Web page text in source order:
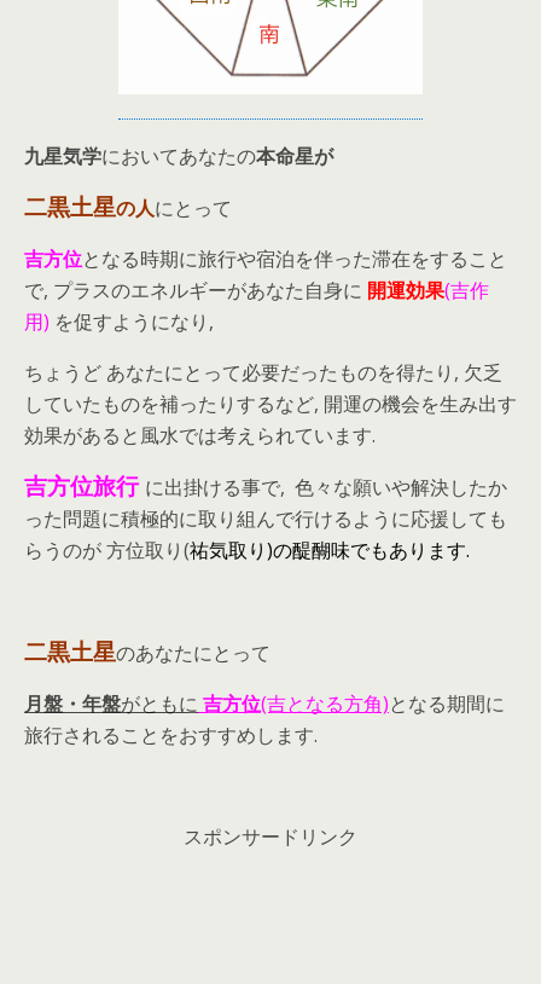
九星気学においてあなたの本命星が
二黒土星の人にとって
吉方位となる時期に旅行や宿泊を伴った滞在をすること
で, プラスのエネルギーがあなた自身に 開運効果(吉作
用) を促すようになり,
ちょうど あなたにとって必要だったものを得たり, 欠乏
していたものを補ったりするなど, 開運の機会を生み出す
効果があると風水では考えられています.
吉方位旅行 に出掛ける事で, 色々な願いや解決したか
った問題に積極的に取り組んで行けるように応援しても
らうのが 方位取り(祐気取り)の醍醐味でもあります.
二黒土星のあなたにとって
月盤・年盤がともに 吉方位(吉となる方角)となる期間に
旅行されることをおすすめします.
スポンサードリンク